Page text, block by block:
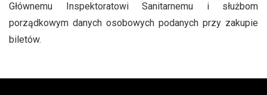
Głównemu Inspektoratowi Sanitarnemu i służbom
porządkowym danych osobowych podanych przy zakupie
biletów.